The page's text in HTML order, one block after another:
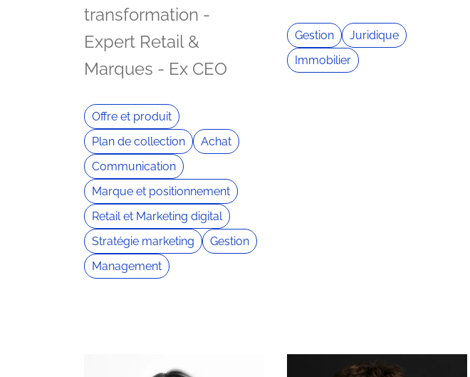
transformation -
Expert Retail &
Marques - Ex CEO
Offre et produit
Plan de collection
Achat
Communication
Marque et positionnement
Retail et Marketing digital
Stratégie marketing
Gestion
Management
Gestion
Juridique
Immobilier